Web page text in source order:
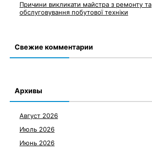
Причини викликати майстра з ремонту та
обслуговування побутової техніки
Свежие комментарии
Архивы
Август 2026
Июль 2026
Июнь 2026